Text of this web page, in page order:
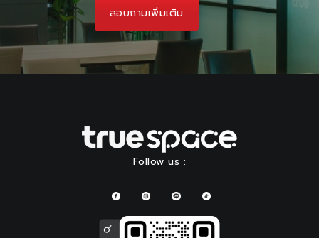
สอบถามเพิ่มเติม
Follow us :